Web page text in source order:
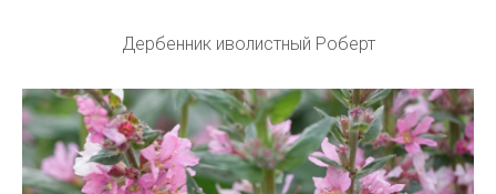
Дербенник иволистный Роберт